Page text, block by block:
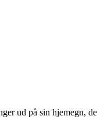
ud på sin hjemegn,